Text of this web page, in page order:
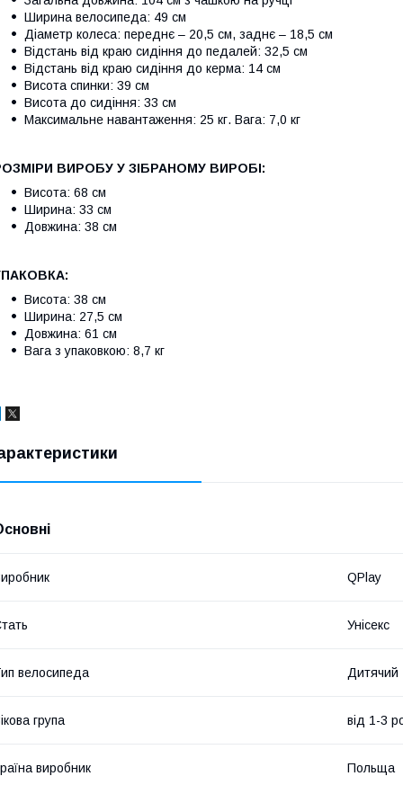
Ширина велосипеда: 49 см
Діаметр колеса: переднє – 20,5 см, заднє – 18,5 см
Відстань від краю сидіння до педалей: 32,5 см
Відстань від краю сидіння до керма: 14 см
Висота спинки: 39 см
Висота до сидіння: 33 см
Максимальне навантаження: 25 кг. Вага: 7,0 кг
ВИРОБУ У ЗІБРАНОМУ ВИРОБІ:
Висота: 68 см
Ширина: 33 см
Довжина: 38 см
Висота: 38 см
Ширина: 27,5 см
Довжина: 61 см
Вага з упаковкою: 8,7 кг
QPlay
Унісекс
велосипеда Дитячий
група від 1-3
виробник Польща